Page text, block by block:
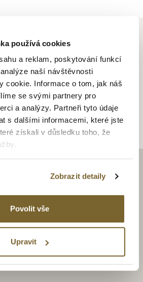
používá cookies
a reklam, poskytování funkcí
naší návštěvnosti
cookie. Informace o tom, jak náš
se svými partnery pro
a analýzy. Partneři tyto údaje
s dalšími informacemi, které jste
získali v důsledku toho, že
Zobrazit detaily
Povolit vše
Upravit
ŠPERKY?
V OBRAZE.